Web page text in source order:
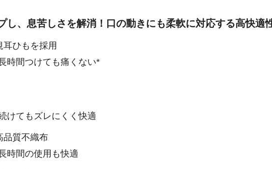
し、息苦しさを解消！口の動きにも柔軟に対応する高快適
ひもを採用
時間つけても痛くない*
けてもズレにくく快適
品質不織布
時間の使用も快適